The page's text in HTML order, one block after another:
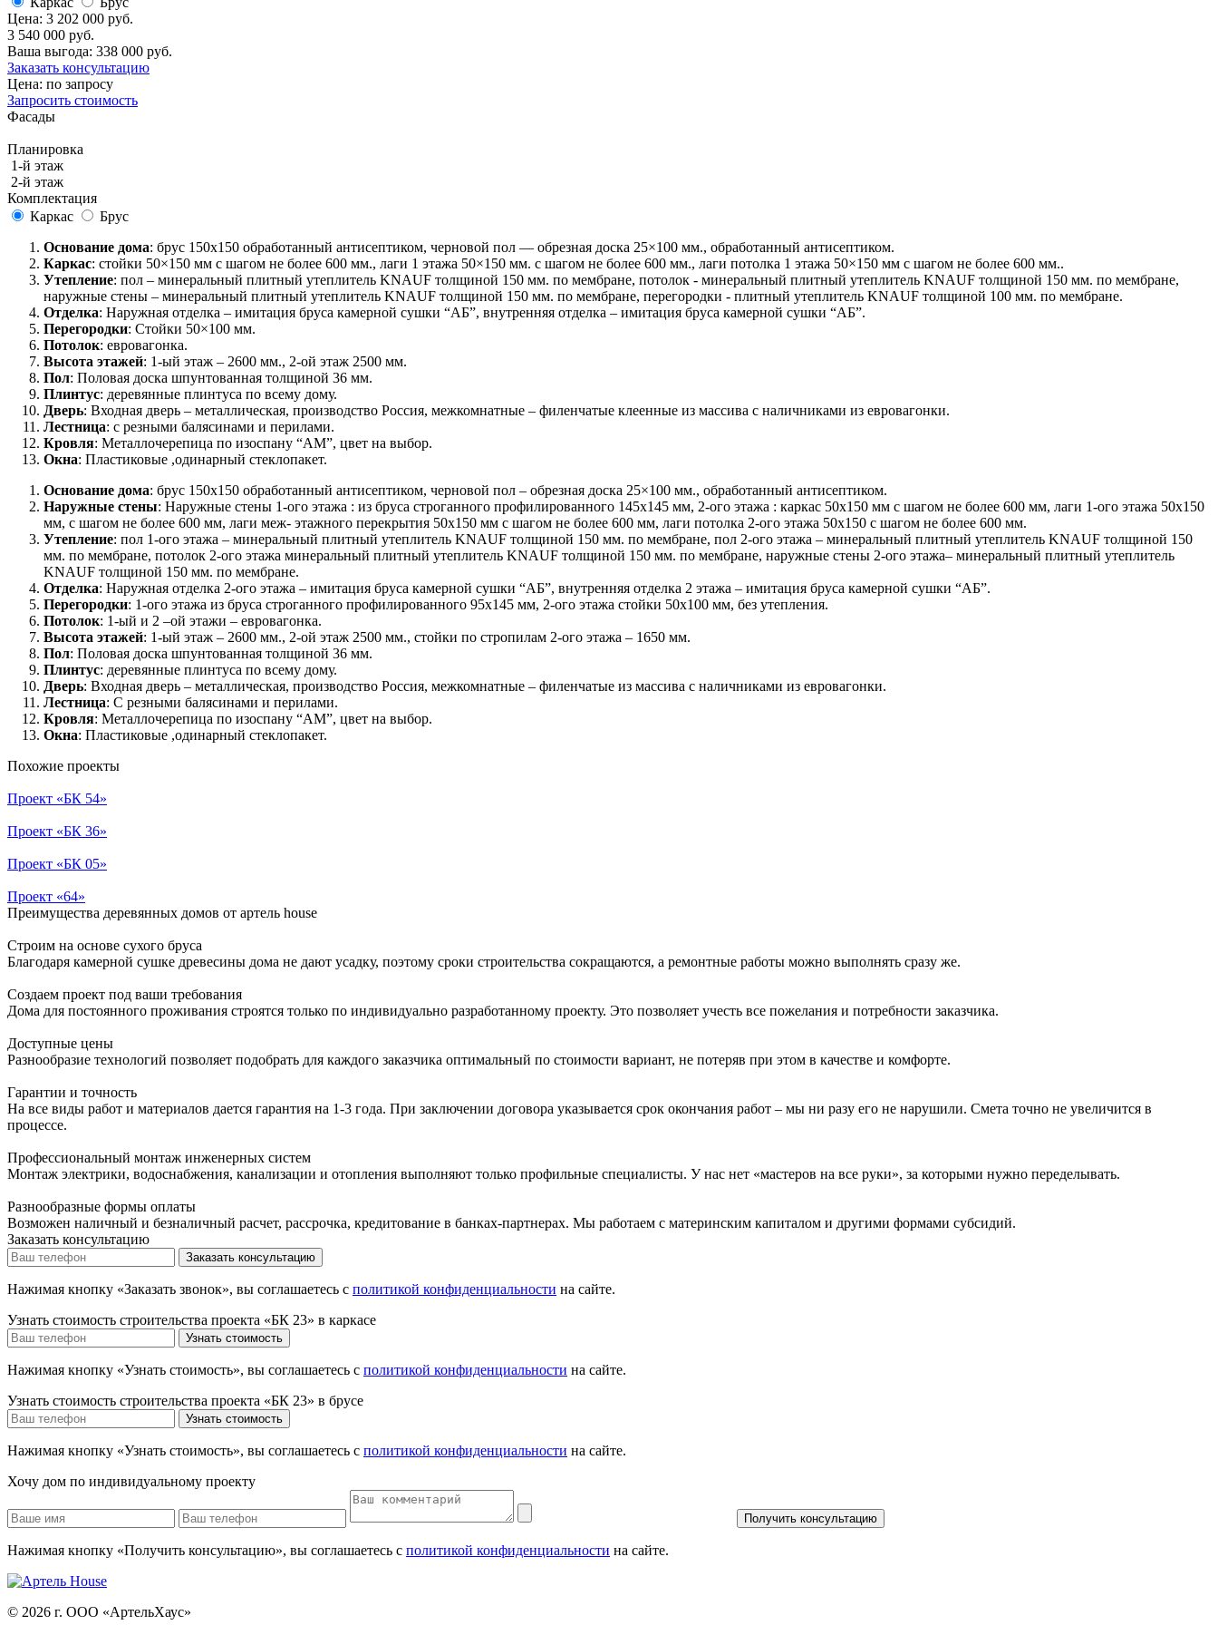
Цена: 3 202 000 руб.
3 540 000 руб.
Ваша выгода: 338 000 руб.
Заказать консультацию
Цена: по запросу
Запросить стоимость
Фасады
Планировка
1-й этаж
2-й этаж
Комплектация
Каркас
Брус
Основание дома: брус 150x150 обработанный антисептиком, черновой пол — обрезная доска 25×100 мм., обработанный антисептиком.
Каркас: стойки 50×150 мм с шагом не более 600 мм., лаги 1 этажа 50×150 мм. с шагом не более 600 мм., лаги потолка 1 этажа 50×150 мм с шагом не более 600 мм..
Утепление: пол – минеральный плитный утеплитель KNAUF толщиной 150 мм. по мембране, потолок - минеральный плитный утеплитель KNAUF толщиной 150 мм. по мембране,
наружные стены – минеральный плитный утеплитель KNAUF толщиной 150 мм. по мембране, перегородки - плитный утеплитель KNAUF толщиной 100 мм. по мембране.
Отделка: Наружная отделка – имитация бруса камерной сушки “АБ”, внутренняя отделка – имитация бруса камерной сушки “АБ”.
Перегородки: Стойки 50×100 мм.
Потолок: евровагонка.
Высота этажей: 1-ый этаж – 2600 мм., 2-ой этаж 2500 мм.
Пол: Половая доска шпунтованная толщиной 36 мм.
Плинтус: деревянные плинтуса по всему дому.
Дверь: Входная дверь – металлическая, производство Россия, межкомнатные – филенчатые клеенные из массива с наличниками из евровагонки.
Лестница: с резными балясинами и перилами.
Кровля: Металлочерепица по изоспану “АМ”, цвет на выбор.
Окна: Пластиковые ,одинарный стеклопакет.
Основание дома: брус 150x150 обработанный антисептиком, черновой пол – обрезная доска 25×100 мм., обработанный антисептиком.
Наружные стены: Наружные стены 1-ого этажа : из бруса строганного профилированного 145х145 мм, 2-ого этажа : каркас 50х150 мм с шагом не более 600 мм, лаги 1-ого этажа 50х150
мм, с шагом не более 600 мм, лаги меж- этажного перекрытия 50х150 мм с шагом не более 600 мм, лаги потолка 2-ого этажа 50х150 с шагом не более 600 мм.
Утепление: пол 1-ого этажа – минеральный плитный утеплитель KNAUF толщиной 150 мм. по мембране, пол 2-ого этажа – минеральный плитный утеплитель KNAUF толщиной 150
мм. по мембране, потолок 2-ого этажа минеральный плитный утеплитель KNAUF толщиной 150 мм. по мембране, наружные стены 2-ого этажа– минеральный плитный утеплитель
KNAUF толщиной 150 мм. по мембране.
Отделка: Наружная отделка 2-ого этажа – имитация бруса камерной сушки “АБ”, внутренняя отделка 2 этажа – имитация бруса камерной сушки “АБ”.
Перегородки: 1-ого этажа из бруса строганного профилированного 95х145 мм, 2-ого этажа стойки 50х100 мм, без утепления.
Потолок: 1-ый и 2 –ой этажи – евровагонка.
Высота этажей: 1-ый этаж – 2600 мм., 2-ой этаж 2500 мм., стойки по стропилам 2-ого этажа – 1650 мм.
Пол: Половая доска шпунтованная толщиной 36 мм.
Плинтус: деревянные плинтуса по всему дому.
Дверь: Входная дверь – металлическая, производство Россия, межкомнатные – филенчатые из массива с наличниками из евровагонки.
Лестница: С резными балясинами и перилами.
Кровля: Металлочерепица по изоспану “АМ”, цвет на выбор.
Окна: Пластиковые ,одинарный стеклопакет.
Похожие проекты
Проект «БК 54»
Проект «БК 36»
Проект «БК 05»
Проект «64»
Преимущества деревянных домов от артель house
Строим на основе сухого бруса
Благодаря камерной сушке древесины дома не дают усадку, поэтому сроки строительства сокращаются, а ремонтные работы можно выполнять сразу же.
Создаем проект под ваши требования
Дома для постоянного проживания строятся только по индивидуально разработанному проекту. Это позволяет учесть все пожелания и потребности заказчика.
Доступные цены
Разнообразие технологий позволяет подобрать для каждого заказчика оптимальный по стоимости вариант, не потеряв при этом в качестве и комфорте.
Гарантии и точность
На все виды работ и материалов дается гарантия на 1-3 года. При заключении договора указывается срок окончания работ – мы ни разу его не нарушили. Смета точно не увеличится в
процессе.
Профессиональный монтаж инженерных систем
Монтаж электрики, водоснабжения, канализации и отопления выполняют только профильные специалисты. У нас нет «мастеров на все руки», за которыми нужно переделывать.
Разнообразные формы оплаты
Возможен наличный и безналичный расчет, рассрочка, кредитование в банках-партнерах. Мы работаем с материнским капиталом и другими формами субсидий.
Заказать консультацию
Нажимая кнопку «Заказать звонок», вы соглашаетесь с политикой конфиденциальности на сайте.
Узнать стоимость строительства проекта «БК 23» в каркасе
Нажимая кнопку «Узнать стоимость», вы соглашаетесь с политикой конфиденциальности на сайте.
Узнать стоимость строительства проекта «БК 23» в брусе
Нажимая кнопку «Узнать стоимость», вы соглашаетесь с политикой конфиденциальности на сайте.
Хочу дом по индивидуальному проекту
Нажимая кнопку «Получить консультацию», вы соглашаетесь с политикой конфиденциальности на сайте.
© 2026 г. ООО «АртельХаус»